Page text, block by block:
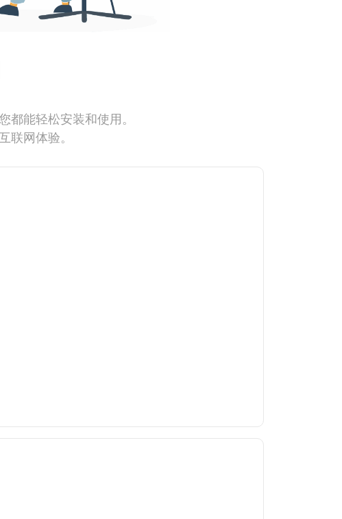
能轻松安装和使用。
网体验。